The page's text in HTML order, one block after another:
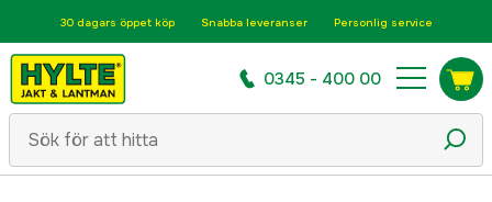
30 dagars öppet köp Snabba leveranser Personlig service
0345 - 400 00